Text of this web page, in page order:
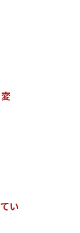
変
てい